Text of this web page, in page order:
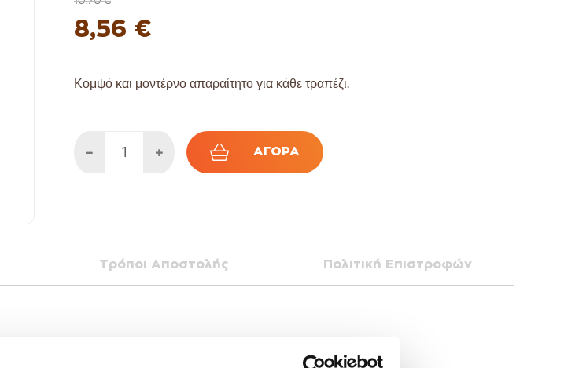
8,56 €
Κομψό και μοντέρνο απαραίτητο για κάθε τραπέζι.
ΑΓΟΡΆ
Τρόποι Αποστολής Πολιτική Επιστροφών